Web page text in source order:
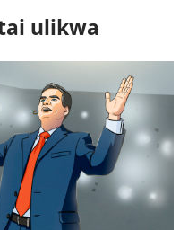
ulikwa